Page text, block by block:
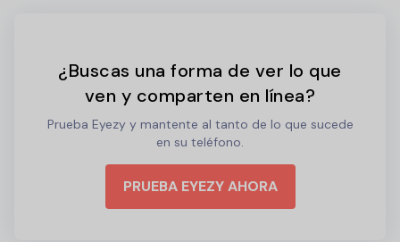
¿Buscas una forma de ver lo que
ven y comparten en línea?
Prueba Eyezy y mantente al tanto de lo que sucede
en su teléfono.
PRUEBA EYEZY AHORA